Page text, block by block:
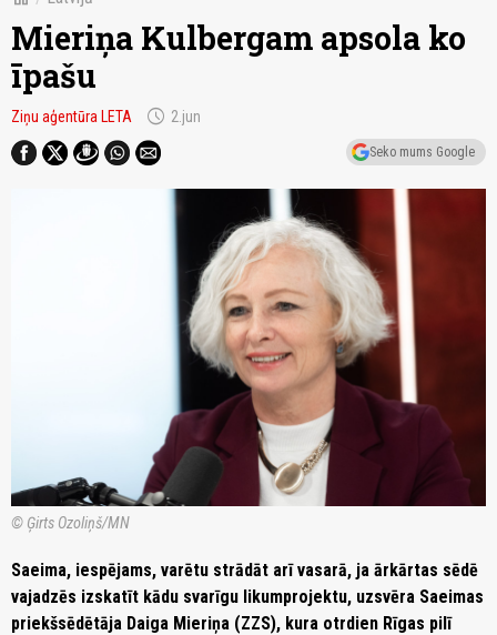
Mieriņa Kulbergam apsola ko
īpašu
Ziņu aģentūra LETA schedule 2.jun
Seko mums Google
© Ģirts Ozoliņš/MN
Saeima, iespējams, varētu strādāt arī vasarā, ja ārkārtas sēdē
vajadzēs izskatīt kādu svarīgu likumprojektu, uzsvēra Saeimas
priekšsēdētāja Daiga Mieriņa (ZZS), kura otrdien Rīgas pilī